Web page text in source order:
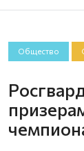
Общество